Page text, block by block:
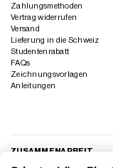
Zahlungsmethoden
Vertrag widerrufen
Versand
Lieferung in die Schweiz
Studentenrabatt
FAQs
Zeichnungsvorlagen
Anleitungen
ZUSAMMENARBEIT